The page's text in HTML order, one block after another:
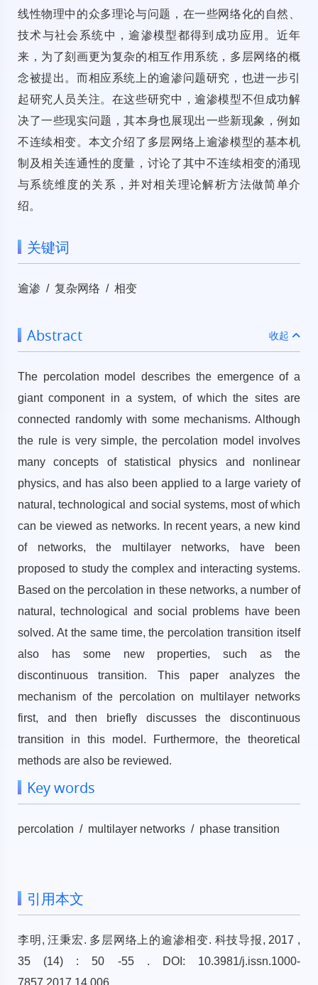
线性物理中的众多理论与问题，在一些网络化的自然、
技术与社会系统中，逾渗模型都得到成功应用。近年
来，为了刻画更为复杂的相互作用系统，多层网络的概
念被提出。而相应系统上的逾渗问题研究，也进一步引
起研究人员关注。在这些研究中，逾渗模型不但成功解
决了一些现实问题，其本身也展现出一些新现象，例如
不连续相变。本文介绍了多层网络上逾渗模型的基本机
制及相关连通性的度量，讨论了其中不连续相变的涌现
与系统维度的关系，并对相关理论解析方法做简单介
绍。
关键词
逾渗 / 复杂网络 / 相变
Abstract 收起
The percolation model describes the emergence of a
giant component in a system, of which the sites are
connected randomly with some mechanisms. Although
the rule is very simple, the percolation model involves
many concepts of statistical physics and nonlinear
physics, and has also been applied to a large variety of
natural, technological and social systems, most of which
can be viewed as networks. In recent years, a new kind
of networks, the multilayer networks, have been
proposed to study the complex and interacting systems.
Based on the percolation in these networks, a number of
natural, technological and social problems have been
solved. At the same time, the percolation transition itself
also has some new properties, such as the
discontinuous transition. This paper analyzes the
mechanism of the percolation on multilayer networks
first, and then briefly discusses the discontinuous
transition in this model. Furthermore, the theoretical
methods are also be reviewed.
Key words
percolation / multilayer networks / phase transition
引用本文
李明, 汪秉宏. 多层网络上的逾渗相变. 科技导报, 2017 ,
35 (14) : 50 -55 . DOI: 10.3981/j.issn.1000-
7857.2017.14.006